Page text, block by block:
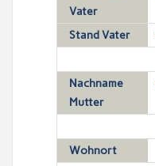
Vater
Stand Vater
Nachname
Mutter
Wohnort